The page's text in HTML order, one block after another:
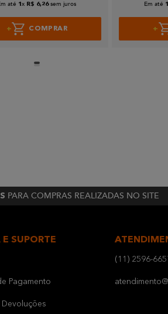
até 1x R$ 6,26 sem juros
COMPRAR
Em até 1
PARA COMPRAS REALIZADAS NO SITE
SUPORTE
Pagamento
Devoluções
(11) 2596-